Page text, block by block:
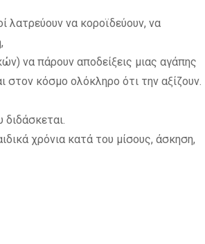
λατρεύουν να κοροϊδεύουν, να
να πάρουν αποδείξεις μιας αγάπης
στον κόσμο ολόκληρο ότι την αξίζουν.
διδάσκεται.
χρόνια κατά του μίσους, άσκηση,